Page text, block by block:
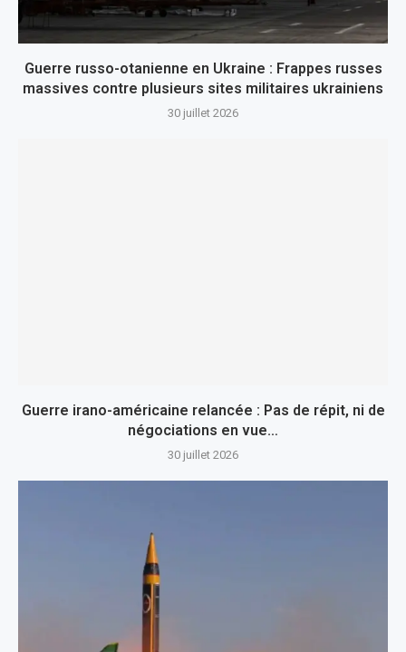
Guerre russo-otanienne en Ukraine : Frappes russes
massives contre plusieurs sites militaires ukrainiens
30 juillet 2026
Guerre irano-américaine relancée : Pas de répit, ni de
négociations en vue…
30 juillet 2026